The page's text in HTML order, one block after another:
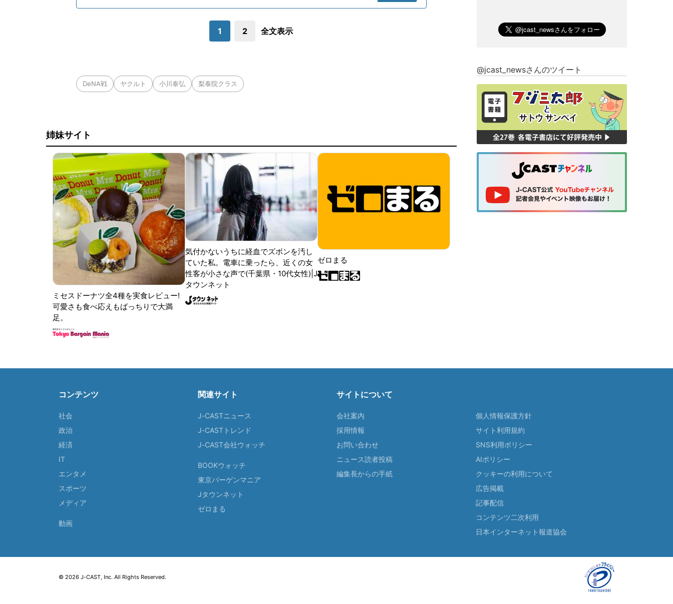
1 2 全文表示
DeNA戦 ヤクルト 小川泰弘 梨泰院クラス
姉妹サイト
ミセスドーナツ全4種を実食レビュー!
可愛さも食べ応えもばっちりで大満
足。
気付かないうちに経血でズボンを汚し
ていた私。電車に乗ったら、近くの女
性客が小さな声で(千葉県・10代女性)|J
タウンネット
ゼロまる
@jcast_newsさんのツイート
コンテンツ
社会
政治
経済
IT
エンタメ
スポーツ
メディア
動画
関連サイト
J-CASTニュース
J-CASTトレンド
J-CAST会社ウォッチ
BOOKウォッチ
東京バーゲンマニア
Jタウンネット
ゼロまる
サイトについて
会社案内
採用情報
お問い合わせ
ニュース読者投稿
編集長からの手紙
個人情報保護方針
サイト利用規約
SNS利用ポリシー
AIポリシー
クッキーの利用について
広告掲載
記事配信
コンテンツ二次利用
日本インターネット報道協会
© 2026 J-CAST, Inc. All Rights Reserved.